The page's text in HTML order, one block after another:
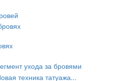
ухода за бровями